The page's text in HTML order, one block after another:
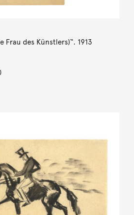
Frau des Künstlers)“. 1913